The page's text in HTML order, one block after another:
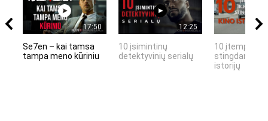
17:50
Se7en – kai tamsa
tampa meno kūriniu
12:25
10 įsimintinų
detektyvinių serialų
10 įtemptų,
stingdančių
istorijų